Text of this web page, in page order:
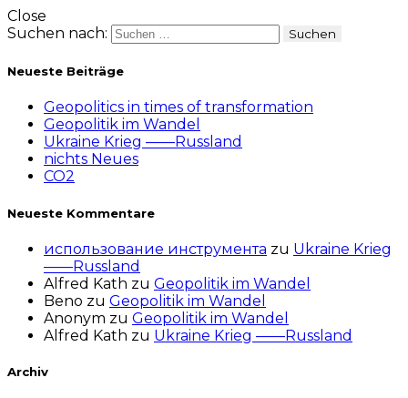
Close
Suchen nach:
Neueste Beiträge
Geopolitics in times of transformation
Geopolitik im Wandel
Ukraine Krieg ——Russland
nichts Neues
CO2
Neueste Kommentare
использование инструмента zu Ukraine Krieg
——Russland
Alfred Kath zu Geopolitik im Wandel
Beno zu Geopolitik im Wandel
Anonym zu Geopolitik im Wandel
Alfred Kath zu Ukraine Krieg ——Russland
Archiv